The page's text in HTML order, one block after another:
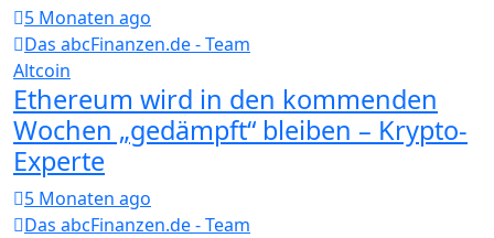
5 Monaten ago
Das abcFinanzen.de - Team
Altcoin
Ethereum wird in den kommenden
Wochen „gedämpft“ bleiben – Krypto-
Experte
5 Monaten ago
Das abcFinanzen.de - Team